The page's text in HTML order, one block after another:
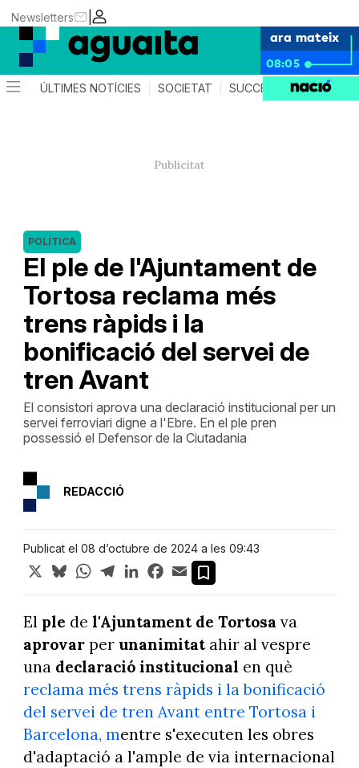
|
Newsletters
ara mateix
08:05
ÚLTIMES NOTÍCIES SOCIETAT SUCCESSOS AGENDA
El ple de l'Ajuntament de
Tortosa reclama més
trens ràpids i la
bonificació del servei de
tren Avant
POLÍTICA
El consistori aprova una declaració institucional per un
servei ferroviari digne a l'Ebre. En el ple pren
possessió el Defensor de la Ciutadania
REDACCIÓ
Publicat el 08 d’octubre de 2024 a les 09:43
X BlueskyWhatsApp
TelegramLinkedInFacebook
Email
El ple de l'Ajuntament de Tortosa va
aprovarper unanimitatahir al vespre
una declaració institucional en què
reclama més trens ràpids i la bonificació
del servei de tren Avant entre Tortosa i
Barcelona, mentre s'executen les obres
d'adaptació a l'ample de via internacional